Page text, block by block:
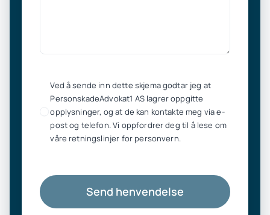
Ved å sende inn dette skjema godtar jeg at
PersonskadeAdvokat1 AS lagrer oppgitte
opplysninger, og at de kan kontakte meg via e-
post og telefon. Vi oppfordrer deg til å lese om
våre retningslinjer for personvern.
Send henvendelse